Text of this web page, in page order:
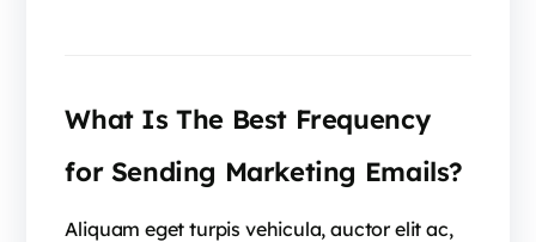
What Is The Best Frequency
for Sending Marketing Emails?
Aliquam eget turpis vehicula, auctor elit ac,